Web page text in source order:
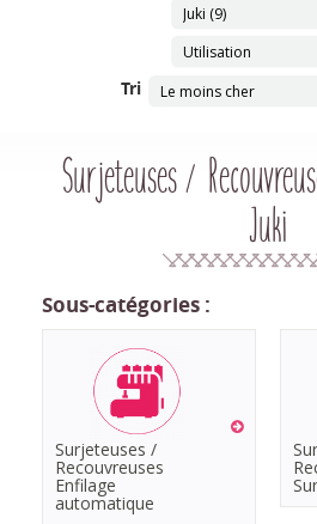
Juki (9)
Utilisation
Tri Le moins cher
Surjeteuses /
Juki
Sous-catégories :
Surjeteuses /
Recouvreuses
Enfilage
automatique